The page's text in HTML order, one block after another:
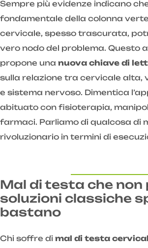
Sempre più evidenze indicano
fondamentale della colonna
cervicale, spesso trascurata,
vero nodo del problema. Questo
propone una nuova chiave di
sulla relazione tra cervicale alta,
e sistema nervoso. Dimentica
abituato con fisioterapia,
farmaci. Parliamo di qualcosa di
rivoluzionario in termini di
Mal di testa che non
soluzioni classiche
bastano
Chi soffre di mal di testa